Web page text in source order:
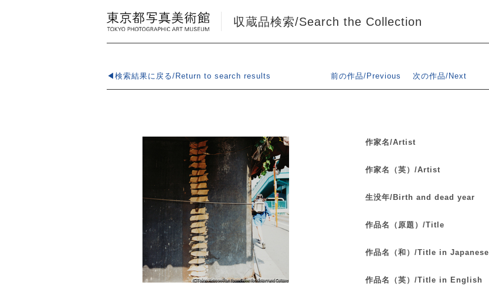
収蔵品検索/Search the Collection
◀検索結果に戻る/Return to search results 前の作品/Previous 次の作品/Next
作家名/Artist
作家名（英）/Artist
生没年/Birth and dead year
作品名（原題）/Title
作品名（和）/Title in Japanese
作品名（英）/Title in English